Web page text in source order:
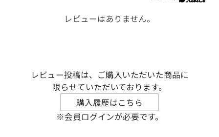
レビューはありません。
レビュー投稿は、ご購入いただいた商品に
限らせていただいております。
購入履歴はこちら
※会員ログインが必要です。